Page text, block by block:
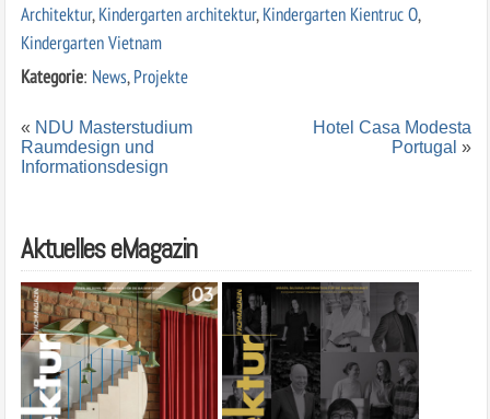
Architektur,Kindergarten architektur,Kindergarten Kientruc O,
Kindergarten Vietnam
Kategorie: News,Projekte
« NDU Masterstudium
Raumdesign und
Informationsdesign
Hotel Casa Modesta
Portugal »
Aktuelles eMagazin